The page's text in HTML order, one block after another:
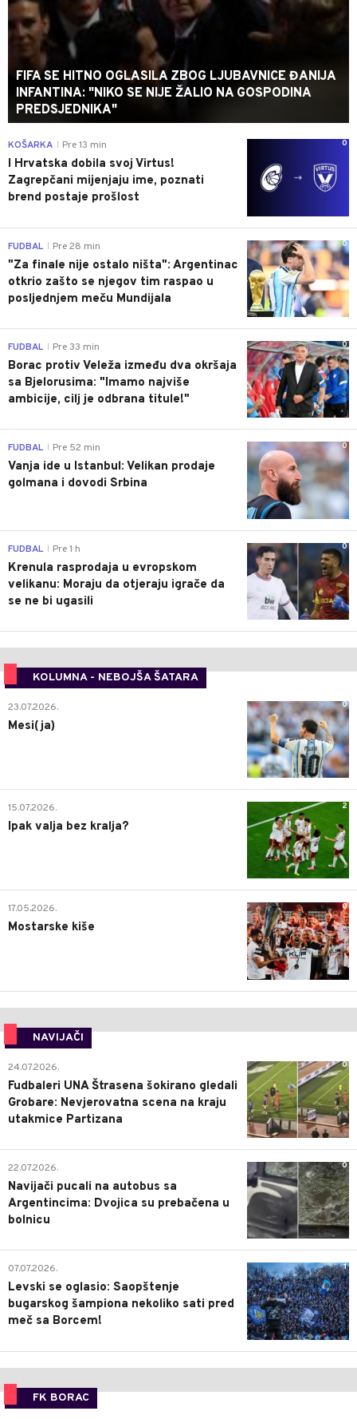
FIFA SE HITNO OGLASILA ZBOG LJUBAVNICE ĐANIJA
INFANTINA: "NIKO SE NIJE ŽALIO NA GOSPODINA
PREDSJEDNIKA"
0
KOŠARKA Pre 13 min
I Hrvatska dobila svoj Virtus!
Zagrepčani mijenjaju ime, poznati
brend postaje prošlost
0
FUDBAL Pre 28 min
"Za finale nije ostalo ništa": Argentinac
otkrio zašto se njegov tim raspao u
posljednjem meču Mundijala
0
FUDBAL Pre 33 min
Borac protiv Veleža između dva okršaja
sa Bjelorusima: "Imamo najviše
ambicije, cilj je odbrana titule!"
0
FUDBAL Pre 52 min
Vanja ide u Istanbul: Velikan prodaje
golmana i dovodi Srbina
0
FUDBAL Pre 1 h
Krenula rasprodaja u evropskom
velikanu: Moraju da otjeraju igrače da
se ne bi ugasili
KOLUMNA - NEBOJŠA ŠATARA
0
23.07.2026.
Mesi(ja)
2
15.07.2026.
Ipak valja bez kralja?
0
17.05.2026.
Mostarske kiše
NAVIJAČI
0
24.07.2026.
Fudbaleri UNA Štrasena šokirano gledali
Grobare: Nevjerovatna scena na kraju
utakmice Partizana
0
22.07.2026.
Navijači pucali na autobus sa
Argentincima: Dvojica su prebačena u
bolnicu
1
07.07.2026.
Levski se oglasio: Saopštenje
bugarskog šampiona nekoliko sati pred
meč sa Borcem!
FK BORAC